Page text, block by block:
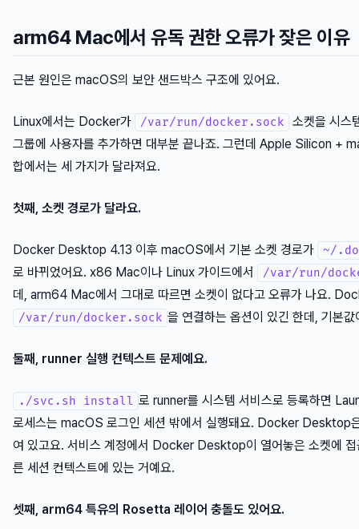
arm64 Mac에서 유독 권한 오류가 잦은 이유
근본 원인은 macOS의 보안 샌드박스 구조에 있어요.
Linux에서는 Docker가 /var/run/docker.sock
소켓을 시스
그룹에 사용자를 추가하면 대부분 끝나죠. 그런데 Apple Silicon
합에서는 세 가지가 달라져요.
첫째, 소켓 경로가 달라요.
Docker Desktop 4.13 이후 macOS에서 기본 소켓 경로가 ~/
로 바뀌었어요. x86 Mac이나 Linux 가이드에서 /var/run/
데, arm64 Mac에서 그대로 따르면 소켓이 없다고 오류가 나요.
/var/run/docker.sock 을 연결하는 옵션이 있긴 한데, 기본값
둘째, runner 실행 컨텍스트 문제예요.
./svc.sh install 로 runner를 시스템 서비스로 등록하면
로세스는 macOS 로그인 세션 밖에서 실행돼요. Docker Desktop
여 있고요. 서비스 계정에서 Docker Desktop이 열어놓은 소켓에 접
른 세션 컨텍스트에 있는 거예요.
셋째, arm64 특유의 Rosetta 레이어 충돌도 있어요.